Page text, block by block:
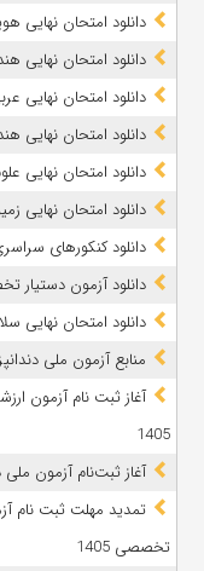
دانلود امتحان نهایی هویت
دانلود امتحان نهایی هندسه 2 پایه یازدهم تیر
دانلود امتحان نهایی عربی 3 پایه دوازدهم تیر 1405 +
دانلود امتحان نهایی هندسه 3 پایه دوازدهم
دانلود امتحان نهایی علوم و فنون
دانلود امتحان نهایی
دانلود کنکورهای سراسری
دانلود آزمون دستیار تخصصی
دانلود امتحان نهایی
ﻣﻨﺎﺑﻊ آزﻣﻮن ﻣﻠﯽ دندانپزشکی سال
آغاز ثبت نام آزمون‌
1405
آغاز ثبت‌نام آزمون ملی
تمدید مهلت ثبت نام
تخصصی 1405